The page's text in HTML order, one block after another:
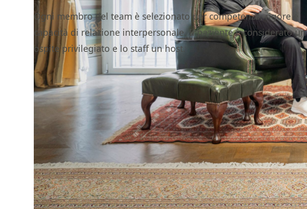
Ogni membro del team è selezionato per competenza, rigore e
capacità di relazione interpersonale. Il paziente è considerato un
ospite privilegiato e lo staff un host.